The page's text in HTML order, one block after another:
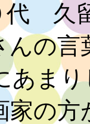
久留
葉が
あま
が注